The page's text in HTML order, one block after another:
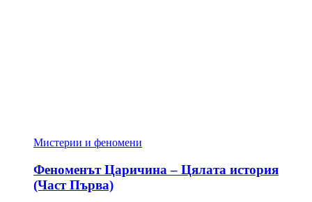
Мистерии и феномени
Феноменът Царичина – Цялата история
(Част Първа)